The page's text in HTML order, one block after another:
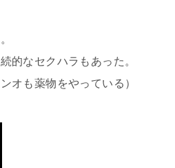
的なセクハラもあった。
オも薬物をやっている）